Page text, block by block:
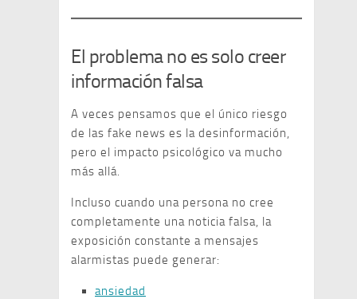
El problema no es solo creer
información falsa
A veces pensamos que el único riesgo
de las fake news es la desinformación,
pero el impacto psicológico va mucho
más allá.
Incluso cuando una persona no cree
completamente una noticia falsa, la
exposición constante a mensajes
alarmistas puede generar:
ansiedad